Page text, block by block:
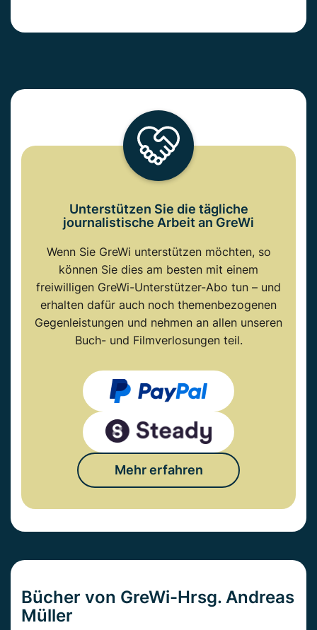
Unterstützen Sie die tägliche
journalistische Arbeit an GreWi
Wenn Sie GreWi unterstützen möchten, so
können Sie dies am besten mit einem
freiwilligen GreWi-Unterstützer-Abo tun – und
erhalten dafür auch noch themenbezogenen
Gegenleistungen und nehmen an allen unseren
Buch- und Filmverlosungen teil.
Mehr erfahren
Bücher von GreWi-Hrsg. Andreas
Müller